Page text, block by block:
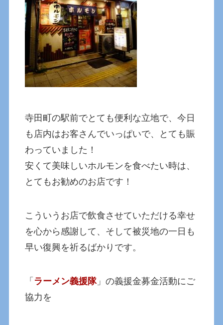
寺田町の駅前でとても便利な立地で、今日
も店内はお客さんでいっぱいで、とても賑
わっていました！
安くて美味しいホルモンを食べたい時は、
とてもお勧めのお店です！
こういうお店で飲食させていただける幸せ
を心から感謝して、そして被災地の一日も
早い復興を祈るばかりです。
「 ラーメン義援隊」の義援金募金活動にご
協力を